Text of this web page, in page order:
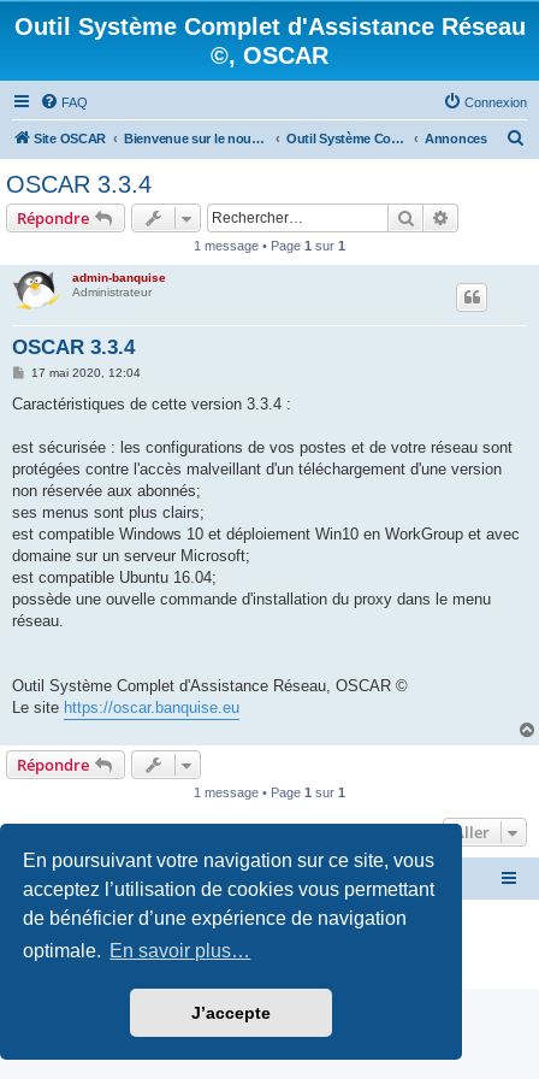
En poursuivant votre navigation sur ce site, vous
acceptez l’utilisation de cookies vous permettant
de bénéficier d’une expérience de navigation
optimale. En savoir plus…
J’accepte
Outil Système Complet d'Assistance Réseau
©, OSCAR
FAQ Connexion
Site OSCAR Bienvenue sur le nouveau forum OSCAR Outil Système Complet d'Assistance Réseau ©, OSCAR Annonces
OSCAR 3.3.4
Répondre Rechercher
1 message • Page 1 sur 1
admin-banquise
Administrateur
OSCAR 3.3.4
M
s
g
17 mai 2020, 12:04
Caractéristiques de cette version 3.3.4 :
est sécurisée : les configurations de vos postes et de votre réseau sont
protégées contre l'accès malveillant d'un téléchargement d'une version
non réservée aux abonnés;
ses menus sont plus clairs;
est compatible Windows 10 et déploiement Win10 en WorkGroup et avec
domaine sur un serveur Microsoft;
est compatible Ubuntu 16.04;
possède une ouvelle commande d'installation du proxy dans le menu
réseau.
Outil Système Complet d'Assistance Réseau, OSCAR ©
Le site https://oscar.banquise.eu
Répondre
1 message • Page 1 sur 1
Aller
Site OSCAR Bienvenue sur le nouveau forum OSCAR
Développé parphpBB® Forum Software © phpBB Limited
Traduction française officielle
Confidentialité